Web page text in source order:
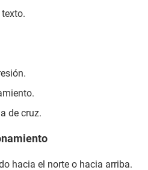
de cruz.
hacia el norte o hacia arriba.